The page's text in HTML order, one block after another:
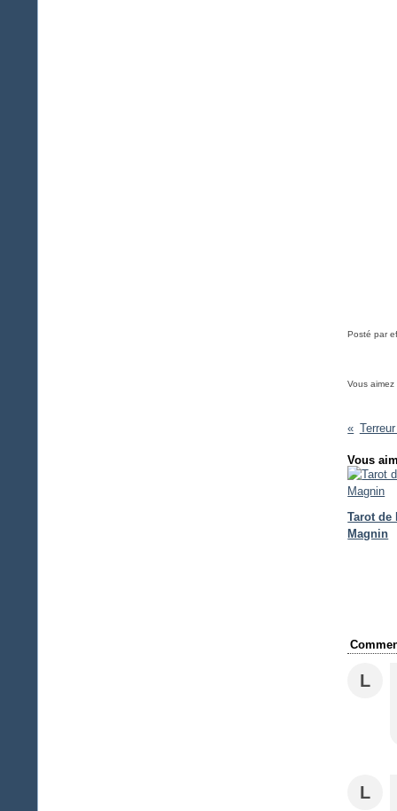
Posté par
Vous aimez
Vous
Tarot de
Magnin
L
L